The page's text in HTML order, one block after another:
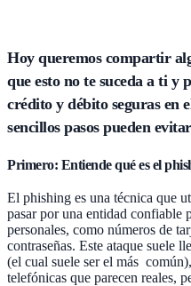
Hoy queremos compartir
que esto no te suceda a ti y
crédito y débito seguras en
sencillos pasos pueden
Primero: Entiende qué es el
El phishing es una técnica que
pasar por una entidad confiable
personales, como números de
contraseñas. Este ataque suele
(el cual suele ser el más
telefónicas que parecen reales,